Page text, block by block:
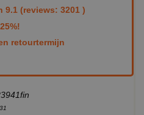
9.1 (reviews: 3201 )
retourtermijn